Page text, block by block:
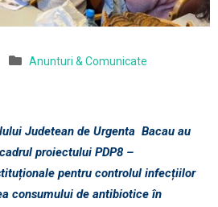
Anunturi & Comunicate
Judetean de Urgenta Bacau au
proiectului PDP8 –
pentru controlul infecțiilor
consumului de antibiotice în